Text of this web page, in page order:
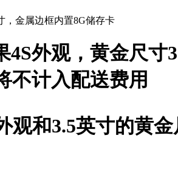
，金属边框内置8G储存卡
4S外观，黄金尺寸
不计入配送费用
和3.5英寸的黄